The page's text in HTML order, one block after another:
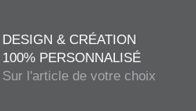
DESIGN & CRÉATION
100% PERSONNALISÉ
Sur l'article de votre choix